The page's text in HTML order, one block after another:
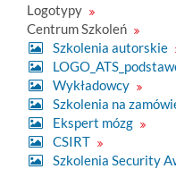
Logotypy
Centrum Szkoleń
Szkolenia autorskie
Wykładowcy
Szkolenia na
Ekspert mózg
CSIRT
Szkolenia Security